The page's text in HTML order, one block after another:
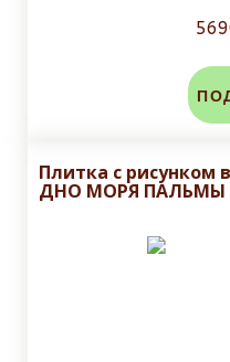
Плитка с
ДНО МОРЯ ПАЛЬМЫ